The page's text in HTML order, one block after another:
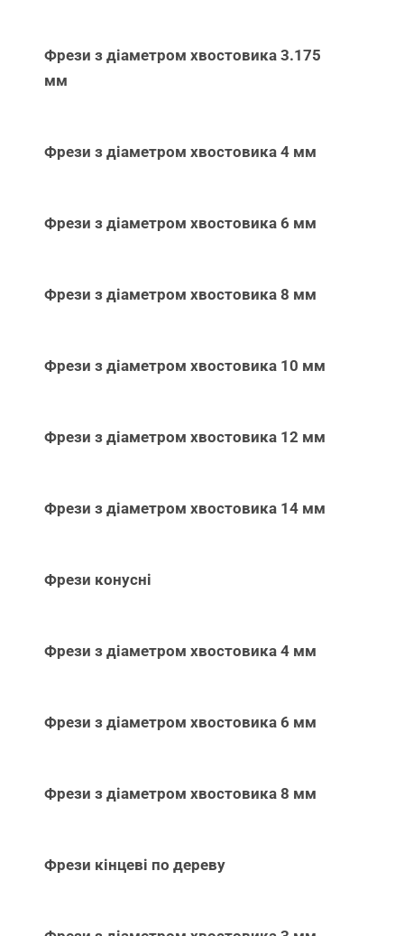
Фрези з діаметром хвостовика 3.175
мм
Фрези з діаметром хвостовика 4 мм
Фрези з діаметром хвостовика 6 мм
Фрези з діаметром хвостовика 8 мм
Фрези з діаметром хвостовика 10 мм
Фрези з діаметром хвостовика 12 мм
Фрези з діаметром хвостовика 14 мм
Фрези конусні
Фрези з діаметром хвостовика 4 мм
Фрези з діаметром хвостовика 6 мм
Фрези з діаметром хвостовика 8 мм
Фрези кінцеві по дереву